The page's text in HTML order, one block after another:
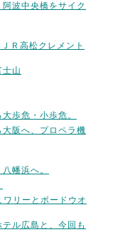
波中央橋をサイク
Ｒ高松クレメント
山
歩危・小歩危。
阪へ、プロペラ機
幡浜へ。
リーとボードウオ
ル広島と、今回も